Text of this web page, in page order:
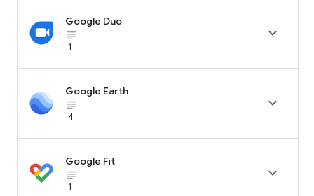
Google Duo
subject_black
1

Google Earth
subject_black
4

Google Fit
subject_black
1
